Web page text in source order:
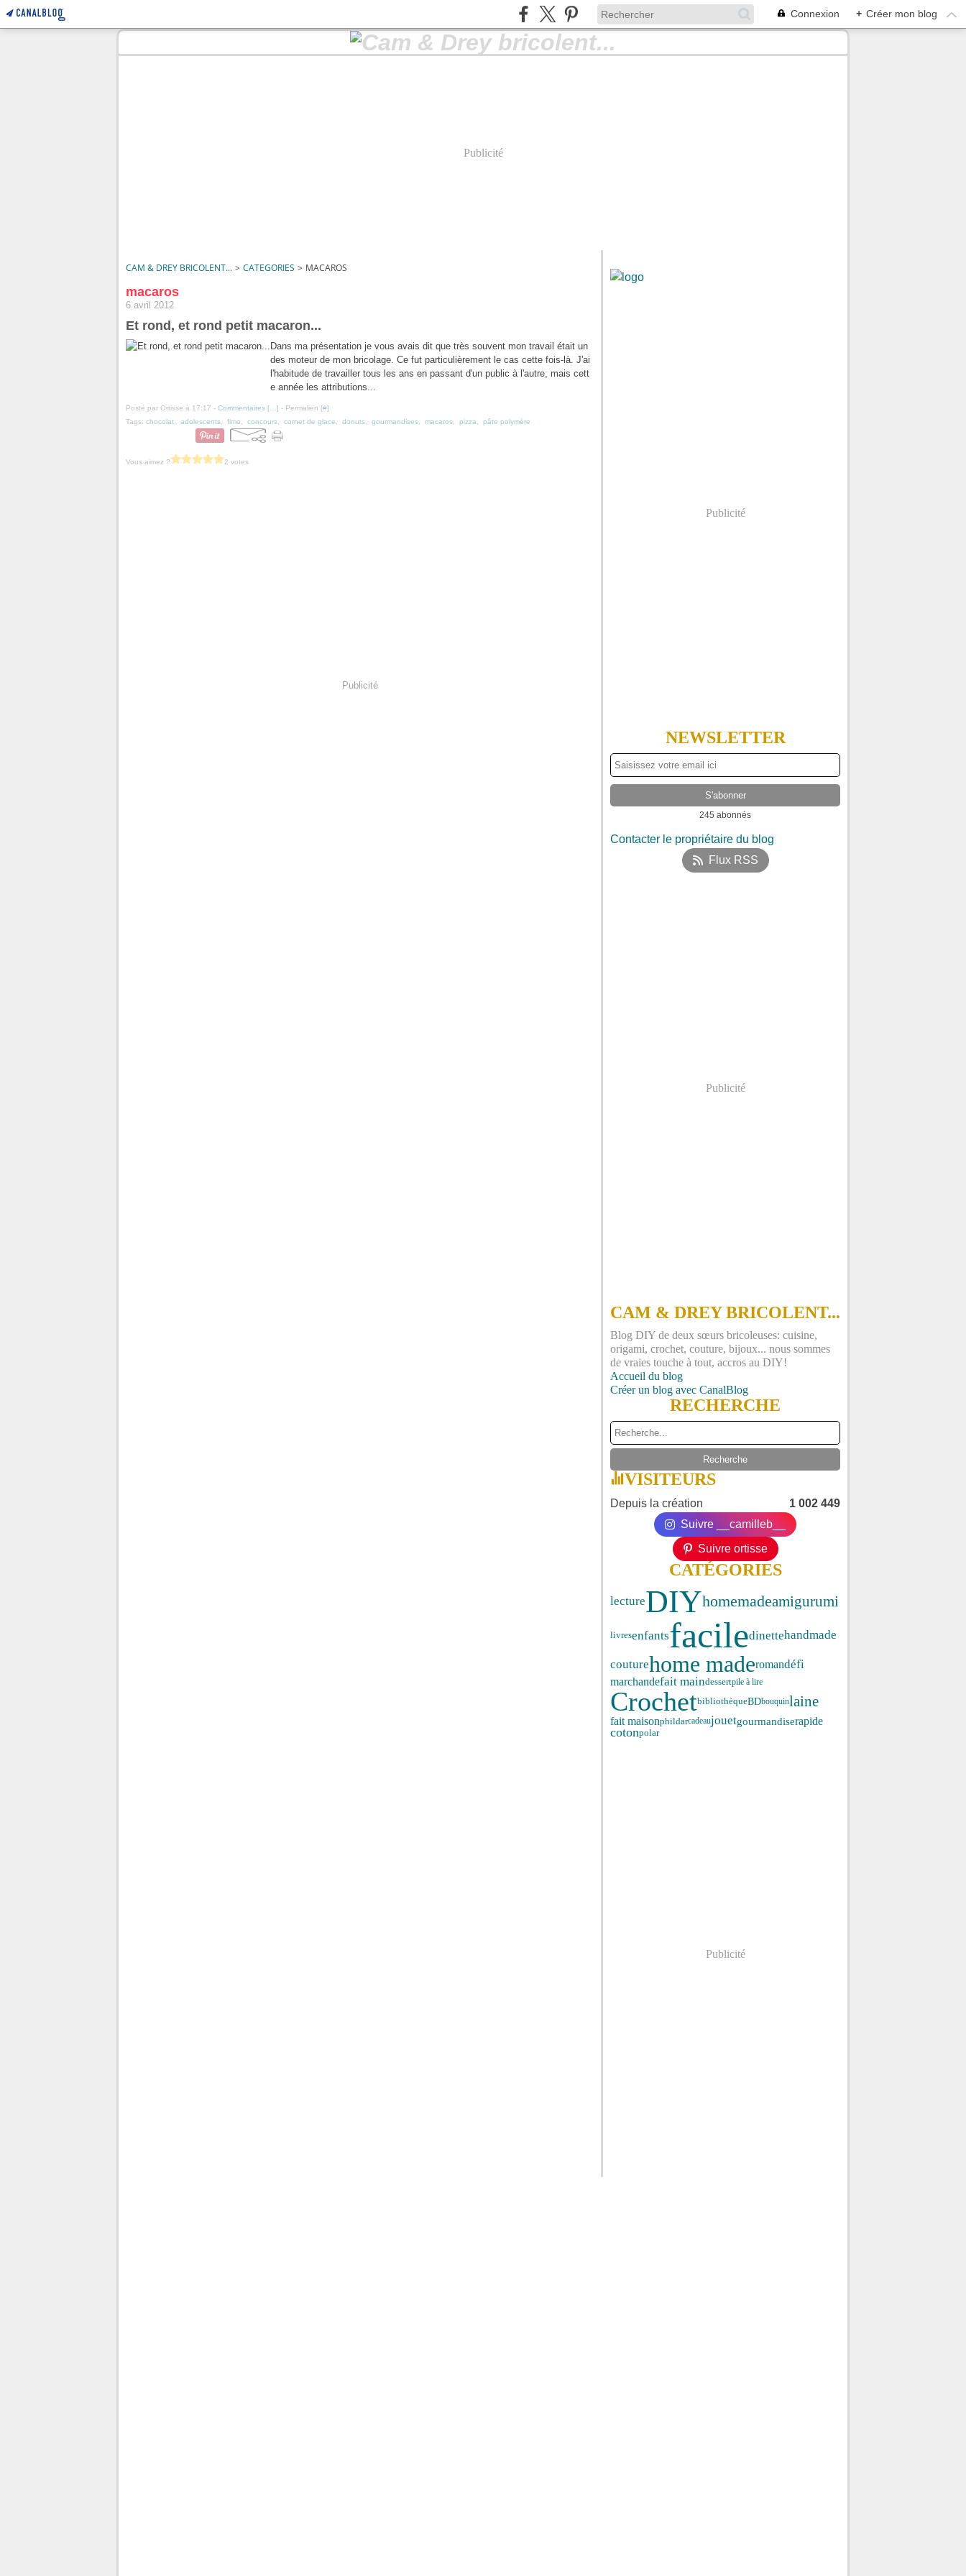
Connexion + Créer mon blog
Publicité
CAM & DREY BRICOLENT... > CATEGORIES > MACAROS
macaros
6 avril 2012
Et rond, et rond petit macaron...
Dans ma présentation je vous avais dit que très souvent mon travail était un
des moteur de mon bricolage. Ce fut particulièrement le cas cette fois-là. J'ai
l'habitude de travailler tous les ans en passant d'un public à l'autre, mais cett
e année les attributions...
Posté par Ortisse à 17:17 - Commentaires [ ] - Permalien [#]
Tags: chocolat adolescents fimo concours cornet de glace donuts gourmandises macaros pizza pâte polymère
Vous aimez ? 2 votes
Publicité
Publicité
NEWSLETTER
245 abonnés
Contacter le propriétaire du blog
Flux RSS
Publicité
CAM & DREY BRICOLENT...
Blog DIY de deux sœurs bricoleuses: cuisine,
origami, crochet, couture, bijoux... nous sommes
de vraies touche à tout, accros au DIY!
Accueil du blog
Créer un blog avec CanalBlog
RECHERCHE
VISITEURS
Depuis la création
1 002 449
Suivre __camilleb__
Suivre ortisse
CATÉGORIES
lectureDIYhomemadeamigurumi
livresenfantsfaciledinettehandmade
couturehome maderomandéfi
marchandefait maindessertpile à lire
CrochetbibliothèqueBDbouquinlaine
fait maisonphildarcadeaujouetgourmandiserapide
cotonpolar
Publicité